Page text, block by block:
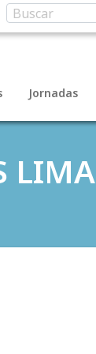
Jornadas
LIMA